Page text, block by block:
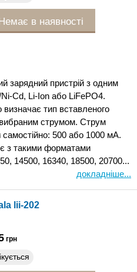
в наявності
зарядний пристрій з одним
Ni-Cd, Li-Ion або LiFePO4.
визначає тип вставленого
струмом. Струм
500 або 1000 мА.
з такими форматами
14500, 16340, 18500, 20700...
докладніше...
lii-202
грн